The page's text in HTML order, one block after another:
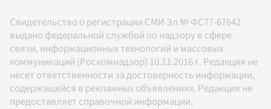
Свидетельство о регистрации СМИ Эл № ФС77-67642
выдано федеральной службой по надзору в сфере
связи, информационных технологий и массовых
коммуникаций (Роскомнадзор) 10.11.2016 г. Редакция не
несет ответственности за достоверность информации,
содержащейся в рекламных объявлениях. Редакция не
предоставляет справочной информации.